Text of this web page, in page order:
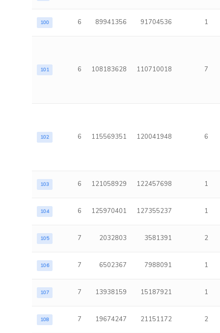
100 6 89941356 91704536 1
101 6 108183628 110710018 7
102 6 115569351 120041948 6
103 6 121058929 122457698 1
104 6 125970401 127355237 1
105 7 2032803 3581391 2
106 7 6502367 7988091 1
107 7 13938159 15187921 1
108 7 19674247 21151172 2